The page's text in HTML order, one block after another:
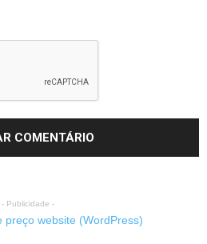
- Publicidade -